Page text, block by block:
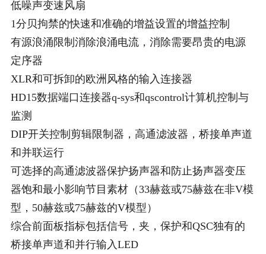
低噪声变速风扇
1分贝拘禁的快速和准确的增益设置的增益控制
有源浪涌限制消除浪涌电流，消除需要昂贵的电源
定序器
XLR和可拆卸的欧洲风格的输入连接器
HD15数据端口连接器q-sys和qscontrol计算机控制与
监测
DIP开关控制剪辑限制器，高通滤波器，桥接单声道
和并联运行
可选择的高通滤波器保护扬声器和防止扬声器变压
器饱和最小影响节目素材（33赫兹或75赫兹在非V模
型，50赫兹或75赫兹的V模型）
综合前面板指标包括信号，夹，保护和QSC独有的
桥接单声道和并行输入LED